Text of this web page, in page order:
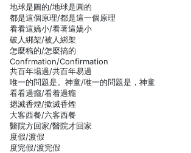
地球是圖的/地球是圓的
都是這個原理/都是這一個原理
看看這嬌小/看著這嬌小
破人綁架/被人綁架
怎麼稿的/怎麼搞的
Confrmation/Confirmation
共百年場過/共百年易過
唯一的問題是。神童/唯一的問題是，神童
看看過癮/看着過癮
摁滅香煙/撳滅香煙
大客西餐/六客西餐
醫院方回家/醫院才回家
度假/渡假
度完假/渡完假